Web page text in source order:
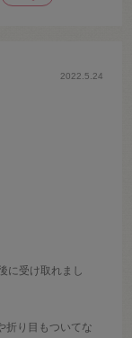
2022.5.24
に受け取れまし
折り目もついてな